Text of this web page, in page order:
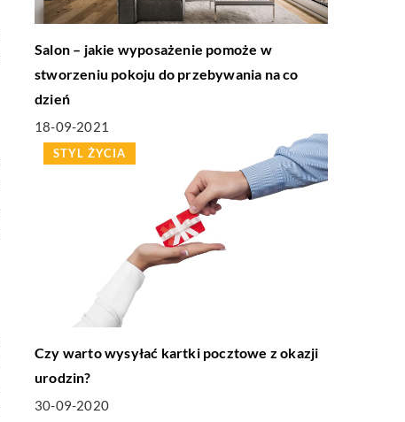
Salon – jakie wyposażenie pomoże w
stworzeniu pokoju do przebywania na co
dzień
18-09-2021
STYL ŻYCIA
Czy warto wysyłać kartki pocztowe z okazji
urodzin?
30-09-2020